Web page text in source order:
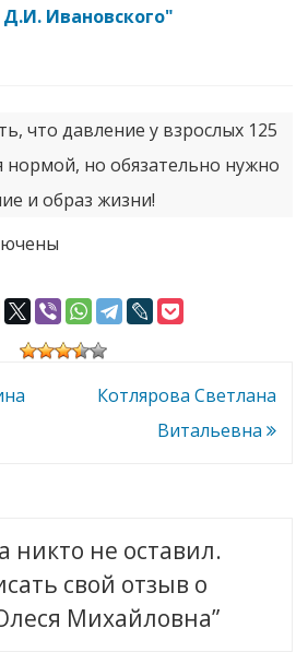
Ивановского"
что давление у взрослых 125
нормой, но обязательно нужно
и образ жизни!
Котлярова Светлана
Витальевна
никто не оставил.
свой отзыв о
Михайловна”